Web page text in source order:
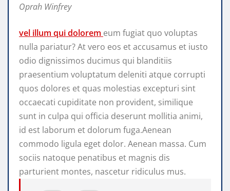
Oprah Winfrey
vel illum qui dolorem eum fugiat quo voluptas
nulla pariatur? At vero eos et accusamus et iusto
odio dignissimos ducimus qui blanditiis
praesentium voluptatum deleniti atque corrupti
quos dolores et quas molestias excepturi sint
occaecati cupiditate non provident, similique
sunt in culpa qui officia deserunt mollitia animi,
id est laborum et dolorum fuga.Aenean
commodo ligula eget dolor. Aenean massa. Cum
sociis natoque penatibus et magnis dis
parturient montes, nascetur ridiculus mus.